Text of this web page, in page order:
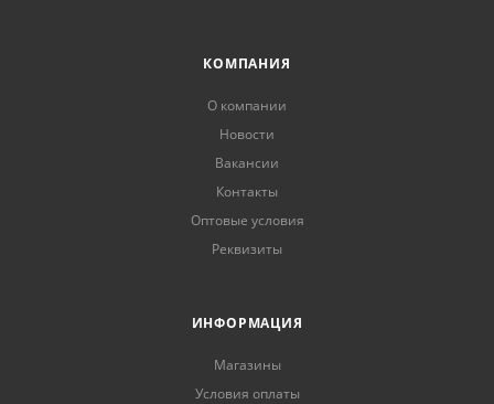
КОМПАНИЯ
О компании
Новости
Вакансии
Контакты
Оптовые условия
Реквизиты
ИНФОРМАЦИЯ
Магазины
Условия оплаты